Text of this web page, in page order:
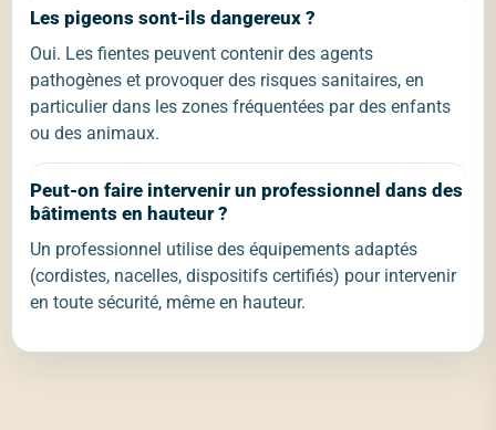
Les pigeons sont-ils dangereux ?
Oui. Les fientes peuvent contenir des agents
pathogènes et provoquer des risques sanitaires, en
particulier dans les zones fréquentées par des enfants
ou des animaux.
Peut-on faire intervenir un professionnel dans des
bâtiments en hauteur ?
Un professionnel utilise des équipements adaptés
(cordistes, nacelles, dispositifs certifiés) pour intervenir
en toute sécurité, même en hauteur.